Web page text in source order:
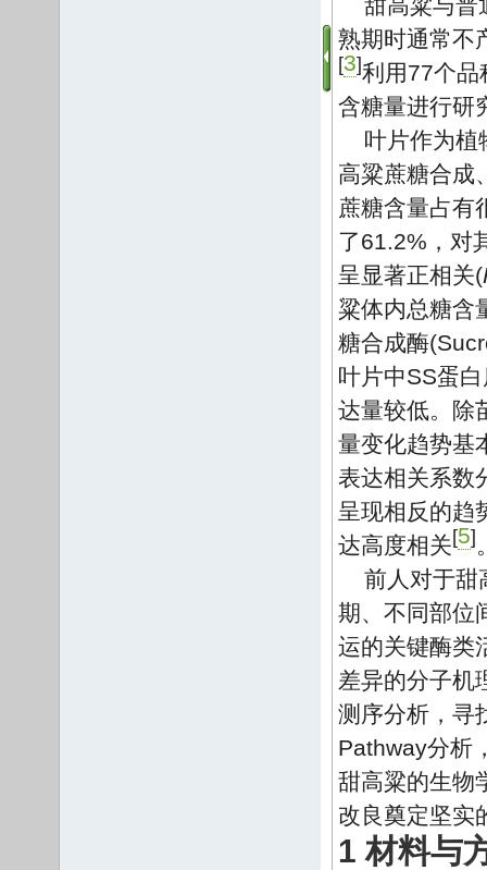
熟期时通常不
[3]利用77个品
含糖量进行研
叶片作为植
高粱蔗糖合成
蔗糖含量占有
了61.2%，对
呈显著正相关(
粱体内总糖含
糖合成酶
叶片中SS蛋
达量较低。除
量变化趋势基
表达相关系数
呈现相反的趋
达高度相关[5]
前人对于甜
期、不同部位
运的关键酶类
差异的分子机
测序分析，寻
Pathway分析
甜高粱的生物
改良奠定坚实
1 材料与